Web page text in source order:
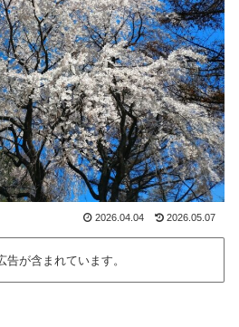
2026.04.04 2026.05.07
告が含まれています。